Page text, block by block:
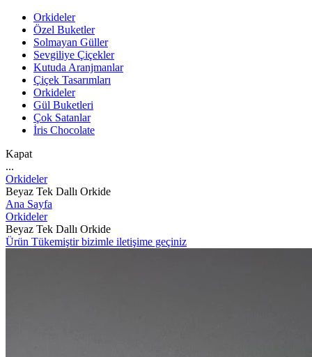
Orkideler
Özel Buketler
Solmayan Güller
Sevgiliye Çiçekler
Kutuda Aranjmanlar
Çiçek Tasarımları
Orkideler
Gül Buketleri
Çok Satanlar
İris Chocolate
Kapat
...
Orkideler
Beyaz Tek Dallı Orkide
Ana Sayfa
Orkideler
Beyaz Tek Dallı Orkide
Ürün Tükemiştir bizimle iletişime geçiniz